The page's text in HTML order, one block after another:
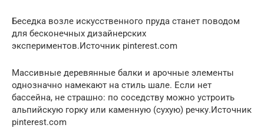
Беседка возле искусственного пруда станет поводом
для бесконечных дизайнерских
экспериментов.Источник pinterest.com
Массивные деревянные балки и арочные элементы
однозначно намекают на стиль шале. Если нет
бассейна, не страшно: по соседству можно устроить
альпийскую горку или каменную (сухую) речку.Источник
pinterest.com